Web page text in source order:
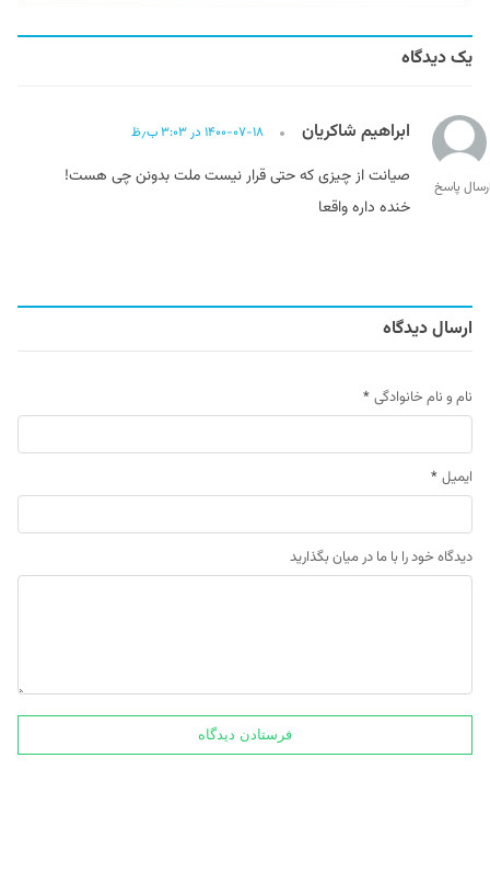
یک دیدگاه
ابراهیم شاکریان ۱۴۰۰-۰۷-۱۸ در ۳:۰۳ ب٫ظ
صیانت از چیزی که حتی قرار نیست ملت بدونن چی هست!
خنده داره واقعا
پاسخ
ارسال دیدگاه
نام و نام خانوادگی *
ایمیل *
دیدگاه خود را با ما در میان بگذارید